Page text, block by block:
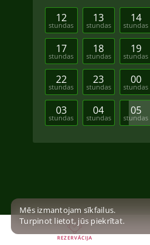
REZERVĀCIJA
12
stundas
13
stundas
14
stundas
17
stundas
18
stundas
19
stundas
22
stundas
23
stundas
00
stundas
03
stundas
04
stundas
05
stundas
Mēs izmantojam sīkfailus.
Turpinot lietot, jūs piekrītat.